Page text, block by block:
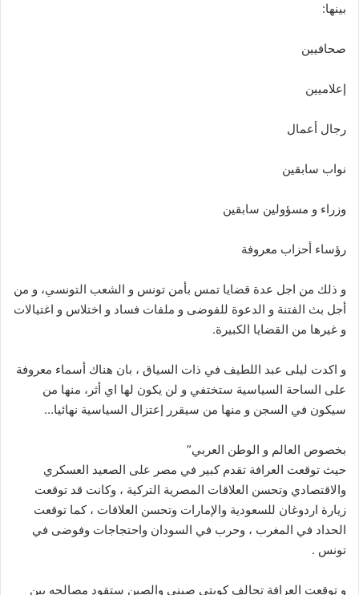
بينها:
صحافيين
إعلاميين
رجال أعمال
نواب سابقين
وزراء و مسؤولين سابقين
رؤساء أحزاب معروفة
و ذلك من اجل عدة قضايا تمس بأمن تونس و الشعب التونسي، و من
أجل بث الفتنة و الدعوة للفوضى و ملفات فساد و اختلاس و اغتيالات
و غيرها من القضايا الكبيرة.
و اكدت ليلى عبد اللطيف في ذات السياق ، بان هناك أسماء معروفة
على الساحة السياسية ستختفي و لن يكون لها اي أثر، منها من
سيكون في السجن و منها من سيقرر إعتزال السياسية نهائيا…
بخصوص العالم و الوطن العربي”
حيث توقعت العرافة تقدم كبير في مصر على الصعيد العسكري
والاقتصادي وتحسن العلاقات المصرية التركية ، وكانت قد توقعت
زيارة اردوغان للسعودية والإمارات وتحسن العلاقات ، كما توقعت
الحداد في المغرب ، وحرب في السودان واحتجاجات وفوضى في
تونس .
و توقعت العرافة تحالف كويتي صيني والصين ستقود مصالحه بين